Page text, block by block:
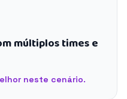
múltiplos times e
neste cenário.